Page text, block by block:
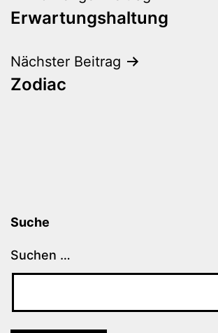
Erwartungshaltung
Nächster Beitrag
Zodiac
Suche
Suchen …